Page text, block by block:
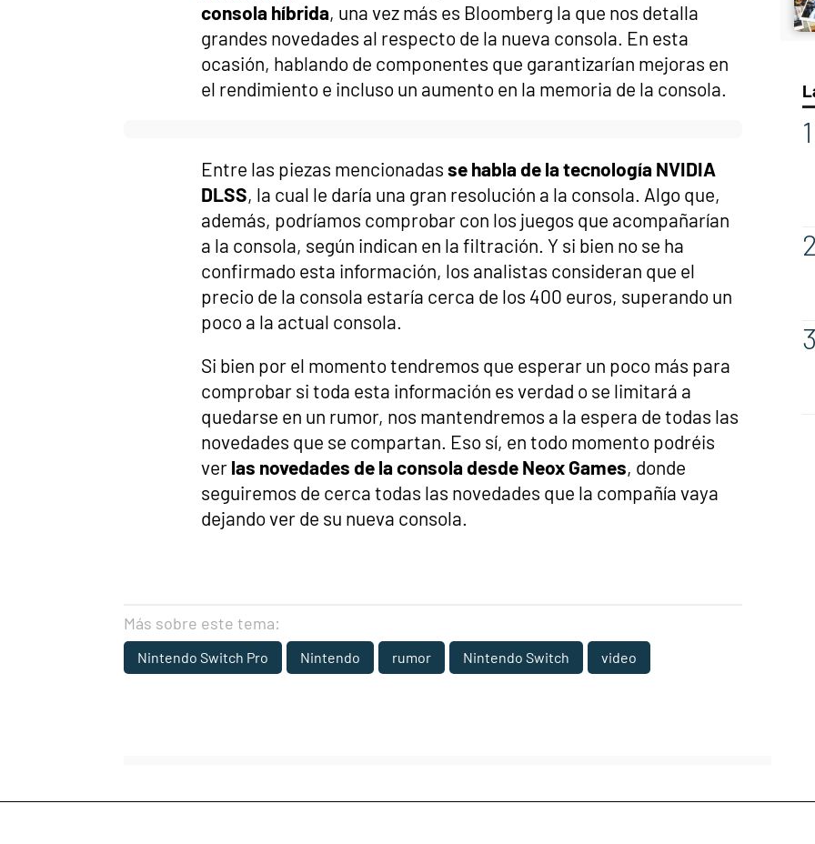
consola híbrida, una vez más es Bloomberg la que nos detalla
grandes novedades al respecto de la nueva consola. En esta
ocasión, hablando de componentes que garantizarían mejoras en
el rendimiento e incluso un aumento en la memoria de la consola.
Entre las piezas mencionadas se habla de la tecnología NVIDIA
DLSS, la cual le daría una gran resolución a la consola. Algo que,
además, podríamos comprobar con los juegos que acompañarían
a la consola, según indican en la filtración. Y si bien no se ha
confirmado esta información, los analistas consideran que el
precio de la consola estaría cerca de los 400 euros, superando un
poco a la actual consola.
Si bien por el momento tendremos que esperar un poco más para
comprobar si toda esta información es verdad o se limitará a
quedarse en un rumor, nos mantendremos a la espera de todas las
novedades que se compartan. Eso sí, en todo momento podréis
ver las novedades de la consola desde Neox Games, donde
seguiremos de cerca todas las novedades que la compañía vaya
dejando ver de su nueva consola.
Más sobre este tema:
Nintendo Switch Pro Nintendo rumor Nintendo Switch video